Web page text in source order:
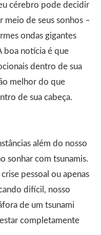
cérebro pode decidir
meio de seus sonhos –
ondas gigantes
boa notícia é que
dentro de sua
melhor do que
de sua cabeça.
além do nosso
sonhar com tsunamis.
pessoal ou apenas
difícil, nosso
de um tsunami
completamente